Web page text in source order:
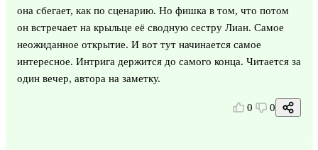
она сбегает, как по сценарию. Но фишка в том, что потом
он встречает на крыльце её сводную сестру Лиан. Самое
неожиданное открытие. И вот тут начинается самое
интересное. Интрига держится до самого конца. Читается за
один вечер, автора на заметку.
0 0